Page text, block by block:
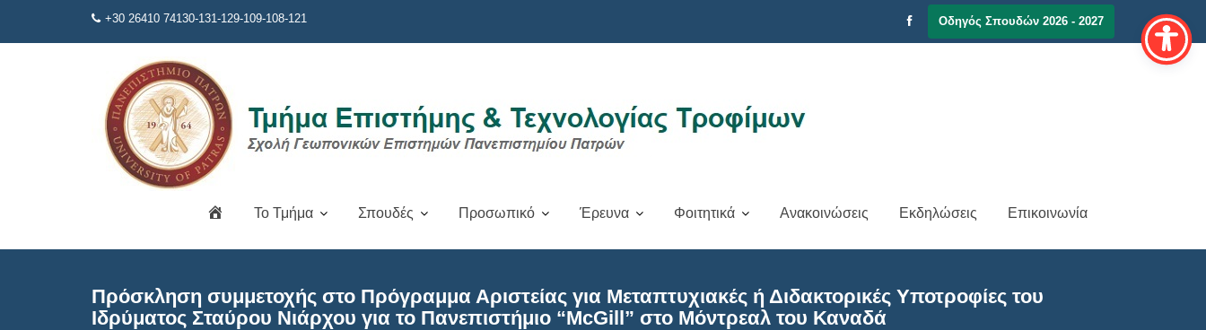
+30 26410 74130-131-129-109-108-121 Οδηγός Σπουδών 2026 - 2027
χ
ή
Το Τμήμα Σπουδές Προσωπικό Έρευνα Φοιτητικά Ανακοινώσεις Εκδηλώσεις Επικοινωνία
Πρόσκληση συμμετοχής στο Πρόγραμμα Αριστείας για Μεταπτυχιακές ή Διδακτορικές Υποτροφίες του
Ιδρύματος Σταύρου Νιάρχου για το Πανεπιστήμιο “McGill” στο Μόντρεαλ του Καναδά